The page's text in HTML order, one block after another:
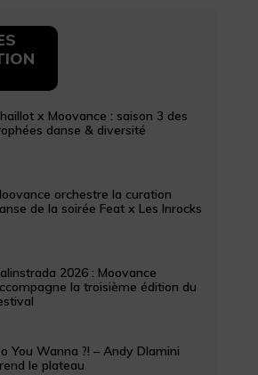
x Moovance : saison 3 des
danse & diversité
orchestre la curation
de la soirée Feat x Les Inrocks
2026 : Moovance
la troisième édition du
You Wanna ?! – Andy Dlamini
le plateau